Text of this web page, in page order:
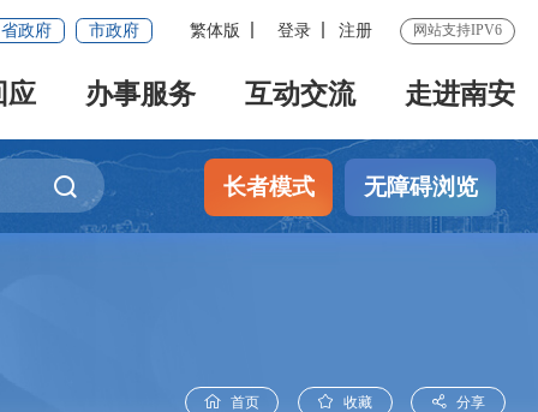
省政府 市政府 繁体版 登录 注册 网站支持IPV6
应 办事服务 互动交流 走进南安
长者模式 无障碍浏览
首页 收藏 分享